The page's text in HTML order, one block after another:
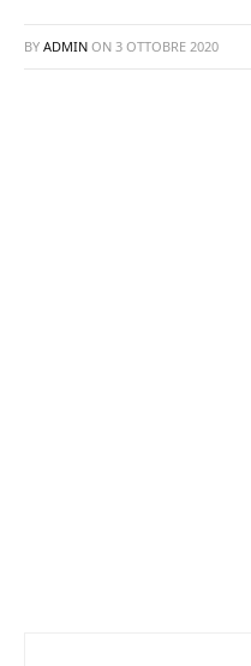
BY ADMIN ON 3 OTTOBRE 2020